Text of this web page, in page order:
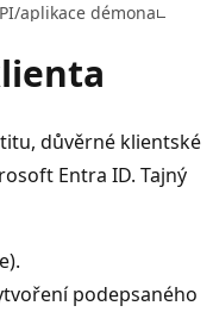
aplikace démona
důvěrné klientské
Entra ID. Tajný
podepsaného